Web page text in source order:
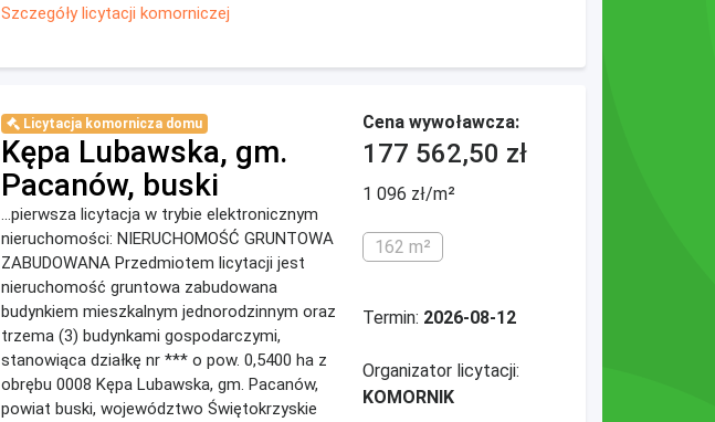
Szczegóły licytacji komorniczej
Licytacja komornicza domu
Kępa Lubawska, gm.
Pacanów, buski
...pierwsza licytacja w trybie elektronicznym
nieruchomości: NIERUCHOMOŚĆ GRUNTOWA
ZABUDOWANA Przedmiotem licytacji jest
nieruchomość gruntowa zabudowana
budynkiem mieszkalnym jednorodzinnym oraz
trzema (3) budynkami gospodarczymi,
stanowiąca działkę nr *** o pow. 0,5400 ha z
obrębu 0008 Kępa Lubawska, gm. Pacanów,
powiat buski, województwo Świętokrzyskie
Cena wywoławcza:
177 562,50 zł
1 096 zł/m²
162 m²
Termin: 2026-08-12
Organizator licytacji:
KOMORNIK